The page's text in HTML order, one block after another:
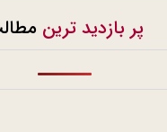
پر بازدید ترین